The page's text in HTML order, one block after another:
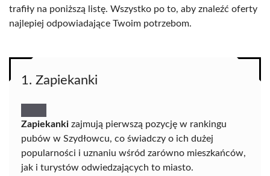
trafiły na poniższą listę. Wszystko po to, aby znaleźć oferty
najlepiej odpowiadające Twoim potrzebom.
1. Zapiekanki
Zapiekanki zajmują pierwszą pozycję w rankingu
pubów w Szydłowcu, co świadczy o ich dużej
popularności i uznaniu wśród zarówno mieszkańców,
jak i turystów odwiedzających to miasto.